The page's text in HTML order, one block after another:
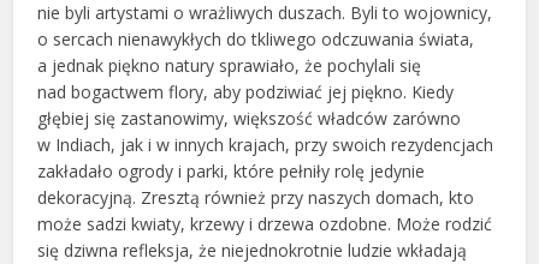
nie byli artystami o wrażliwych duszach. Byli to wojownicy,
o sercach nienawykłych do tkliwego odczuwania świata,
a jednak piękno natury sprawiało, że pochylali się
nad bogactwem flory, aby podziwiać jej piękno. Kiedy
głębiej się zastanowimy, większość władców zarówno
w Indiach, jak i w innych krajach, przy swoich rezydencjach
zakładało ogrody i parki, które pełniły rolę jedynie
dekoracyjną. Zresztą również przy naszych domach, kto
może sadzi kwiaty, krzewy i drzewa ozdobne. Może rodzić
się dziwna refleksja, że niejednokrotnie ludzie wkładają